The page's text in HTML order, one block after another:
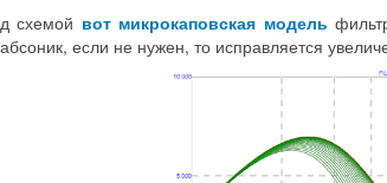
схемой вот микрокаповская модель
если не нужен, то исправляется